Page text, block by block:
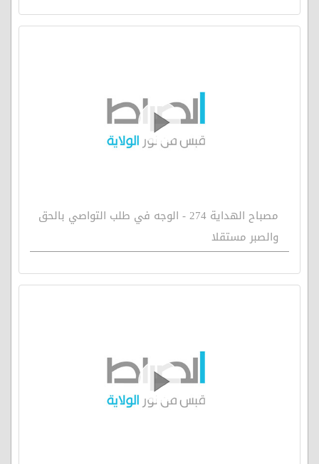
مصباح الهداية 274 - الوجه في طلب التواصي بالحق
والصبر مستقلا